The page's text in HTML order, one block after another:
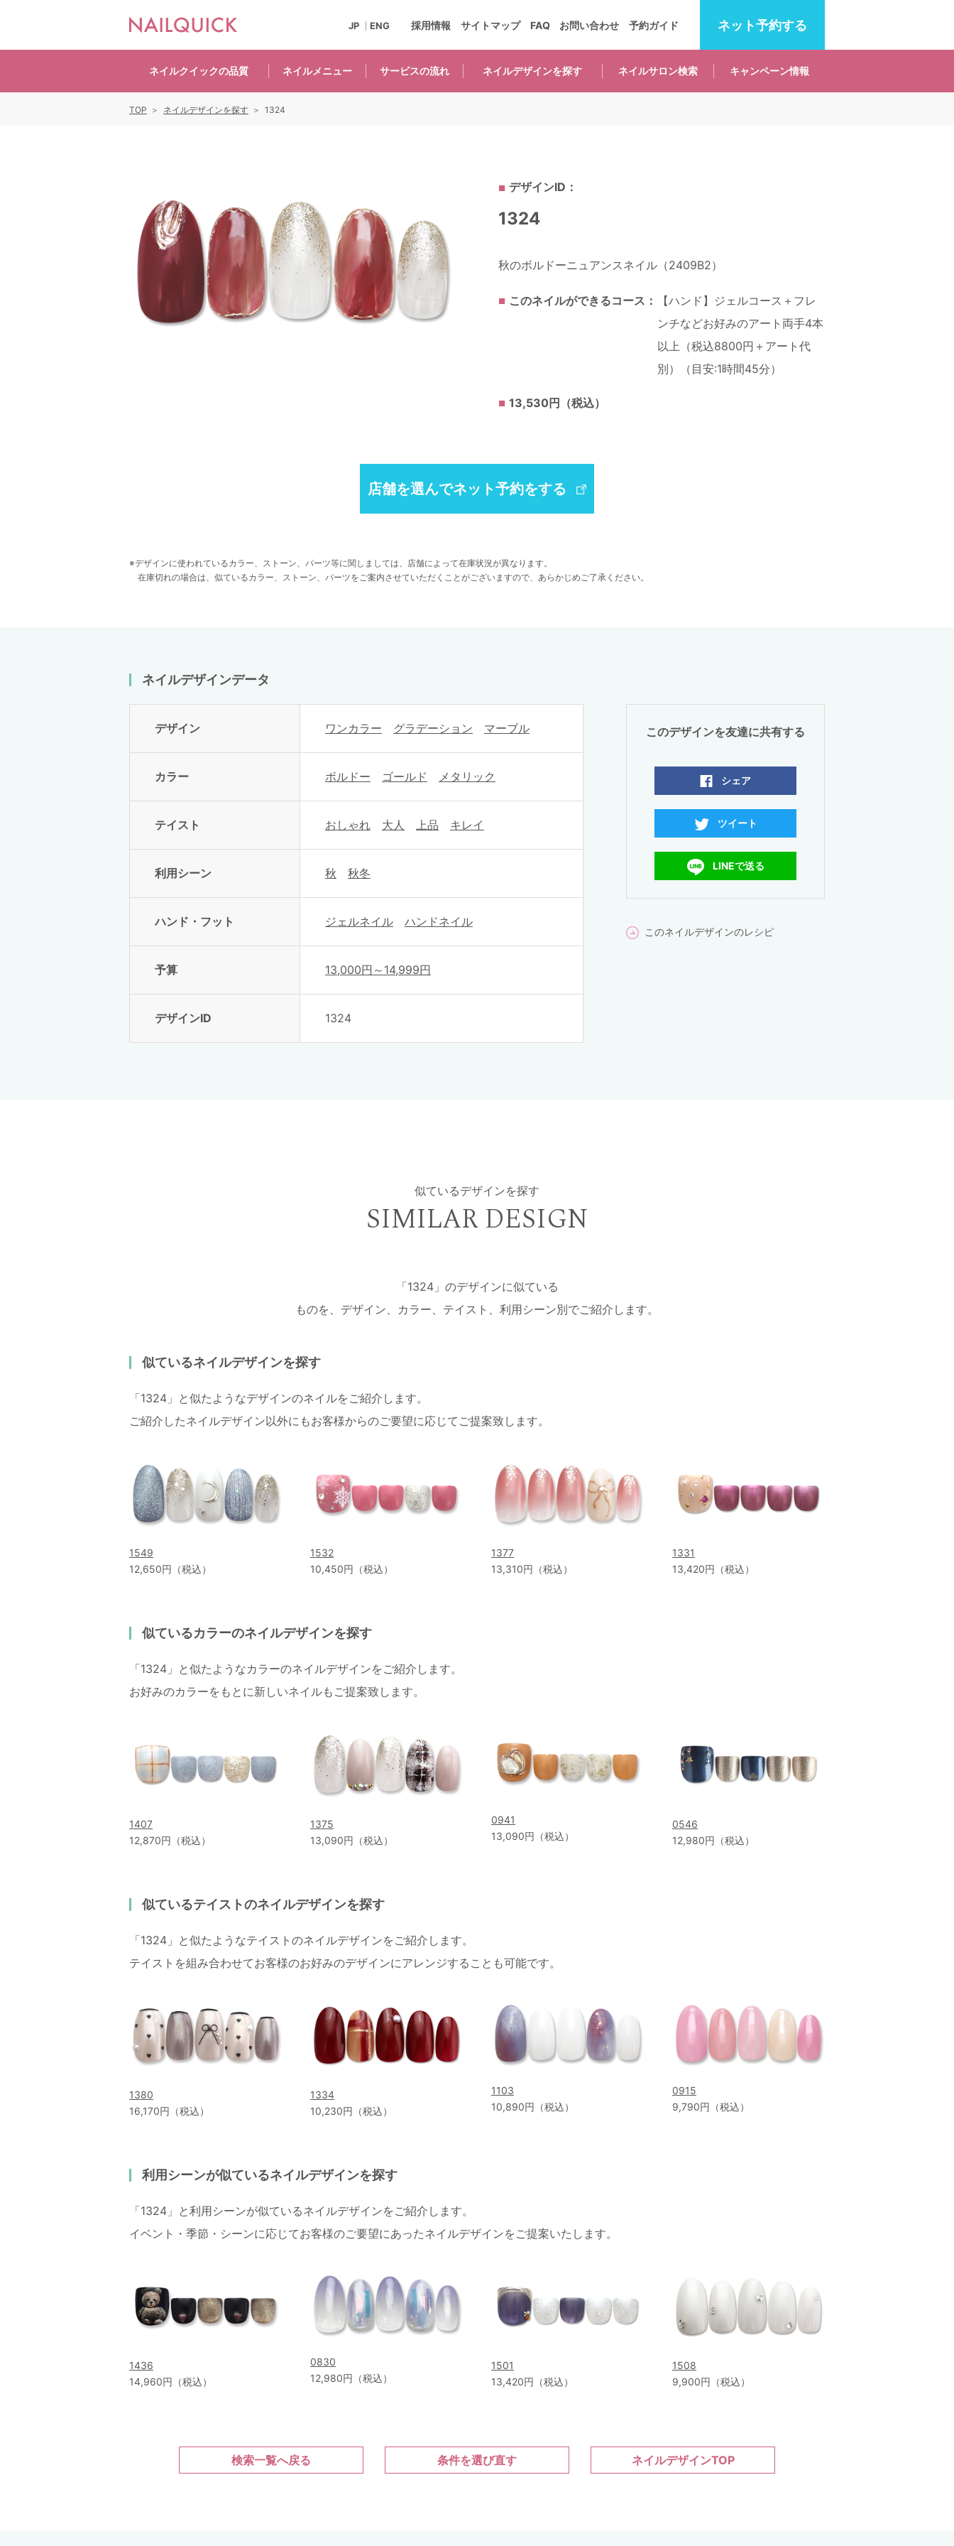
ネット予約する
ネイルクイックの品質 ネイルメニュー サービスの流れ ネイルデザインを探す ネイルサロン検索 キャンペーン情報
採用情報 サイトマップ FAQ お問い合わせ 予約ガイド
JP ENG
デザインID：
1324
秋のボルドーニュアンスネイル（2409B2）
このネイルができるコース：
【ハンド】ジェルコース＋フレ
ンチなどお好みのアート両手4本
以上（税込8800円＋アート代
別）（目安:1時間45分）
13,530円（税込）
店舗を選んでネット予約をする
デザインに使われているカラー、ストーン、パーツ等に関しましては、店舗によって在庫状況が異なります。
在庫切れの場合は、似ているカラー、ストーン、パーツをご案内させていただくことがございますので、あらかじめご了承ください。
ネイルデザインデータ
デザイン ワンカラー グラデーション マーブル
カラー ボルドー ゴールド メタリック
テイスト おしゃれ 大人 上品 キレイ
利用シーン 秋 秋冬
ハンド・フット ジェルネイル ハンドネイル
予算 13,000円～14,999円
デザインID 1324
このデザインを友達に共有する
シェア
ツイート
LINEで送る
このネイルデザインのレシピ
似ているデザインを探す
SIMILAR DESIGN
「1324」のデザインに似ている
ものを、デザイン、カラー、テイスト、利用シーン別でご紹介します。
似ているネイルデザインを探す
「1324」と似たようなデザインのネイルをご紹介します。
ご紹介したネイルデザイン以外にもお客様からのご要望に応じてご提案致します。
1549
12,650円（税込）
1532
10,450円（税込）
1377
13,310円（税込）
1331
13,420円（税込）
似ているカラーのネイルデザインを探す
「1324」と似たようなカラーのネイルデザインをご紹介します。
お好みのカラーをもとに新しいネイルもご提案致します。
1407
12,870円（税込）
1375
13,090円（税込）
0941
13,090円（税込）
0546
12,980円（税込）
似ているテイストのネイルデザインを探す
「1324」と似たようなテイストのネイルデザインをご紹介します。
テイストを組み合わせてお客様のお好みのデザインにアレンジすることも可能です。
1380
16,170円（税込）
1334
10,230円（税込）
1103
10,890円（税込）
0915
9,790円（税込）
利用シーンが似ているネイルデザインを探す
「1324」と利用シーンが似ているネイルデザインをご紹介します。
イベント・季節・シーンに応じてお客様のご要望にあったネイルデザインをご提案いたします。
1436
14,960円（税込）
0830
12,980円（税込）
1501
13,420円（税込）
1508
9,900円（税込）
検索一覧へ戻る 条件を選び直す ネイルデザインTOP
TOP ネイルデザインを探す 1324